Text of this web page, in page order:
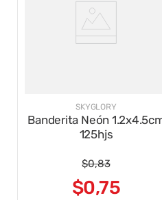
SKYGLORY
Banderita Neón
125hjs
$0,83
$0,75